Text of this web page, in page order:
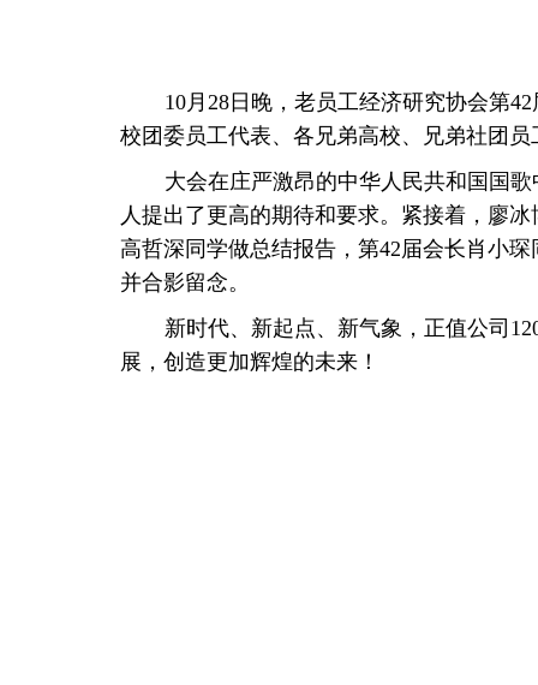
10月28日晚，老员工经济研究协会第
校团委员工代表、各兄弟高校、兄弟社团
大会在庄严激昂的中华人民共和国国
人提出了更高的期待和要求。紧接着，廖
高哲深同学做总结报告，第42届会长肖小
并合影留念。
新时代、新起点、新气象，正值公司
展，创造更加辉煌的未来！